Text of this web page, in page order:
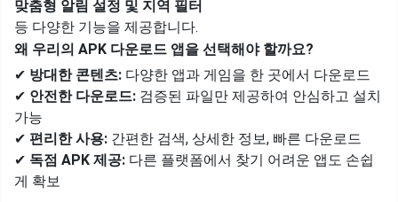
맞춤형 알림 설정 및 지역 필터
등 다양한 기능을 제공합니다.
왜 우리의 APK 다운로드 앱을 선택해야 할까요?
✔ 방대한 콘텐츠: 다양한 앱과 게임을 한 곳에서 다운로드
✔ 안전한 다운로드: 검증된 파일만 제공하여 안심하고 설치
가능
✔ 편리한 사용: 간편한 검색, 상세한 정보, 빠른 다운로드
✔ 독점 APK 제공: 다른 플랫폼에서 찾기 어려운 앱도 손쉽
게 확보